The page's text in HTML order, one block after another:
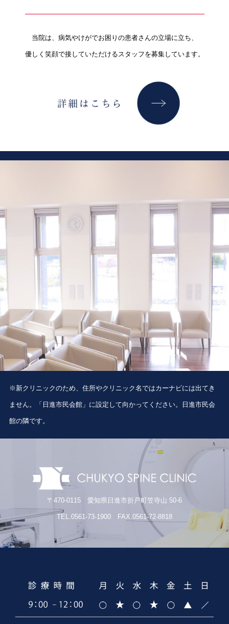
当院は、病気やけがでお困りの患者さんの立場に立ち、
優しく笑顔で接していただけるスタッフを募集しています。
※新クリニックのため、住所やクリニック名ではカーナビには出てき
ません。「日進市民会館」に設定して向かってください。日進市民会
館の隣です。
〒470-0115 愛知県日進市折戸町笠寺山 50-6
TEL.0561-73-1900 FAX.0561-72-8818